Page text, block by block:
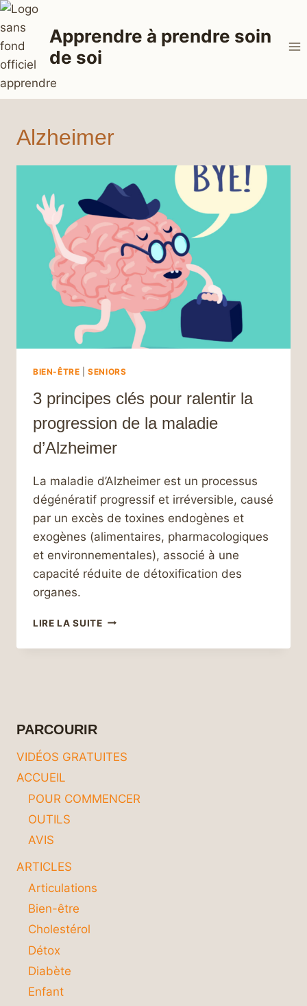
Aller
au
contenu
Apprendre à prendre soin
de soi
Alzheimer
BIEN-ÊTRE |SENIORS
3 principes clés pour ralentir la
progression de la maladie
d’Alzheimer
La maladie d’Alzheimer est un processus
dégénératif progressif et irréversible, causé
par un excès de toxines endogènes et
exogènes (alimentaires, pharmacologiques
et environnementales), associé à une
capacité réduite de détoxification des
organes.
LIRE LA SUITE3
CLÉS
D’ALZHEIMER
PARCOURIR
VIDÉOS GRATUITES
ACCUEIL
POUR COMMENCER
OUTILS
AVIS
ARTICLES
Articulations
Bien-être
Cholestérol
Détox
Diabète
Enfant